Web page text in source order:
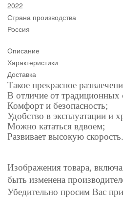
2022
Страна производства
Россия
Описание
Характеристики
Доставка
Такое прекрасное
В отличие от
Комфорт и безопасность;
Удобство в эксплуатации и
Можно кататься вдвоем;
Развивает высокую скорость.
Изображения товара,
быть изменена
Убедительно просим Вас